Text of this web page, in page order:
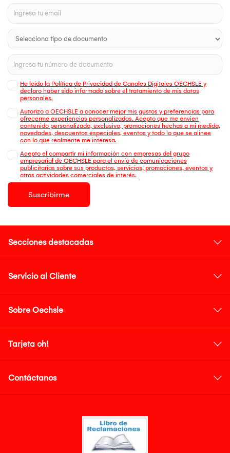
He leído la Política de Privacidad de Canales Digitales OECHSLE y
declaro haber sido informado sobre el tratamiento de mis datos
personales.
Autorizo a OECHSLE a conocer mejor mis gustos y preferencias para
ofrecerme experiencias personalizadas. Acepto que me envien
contenido personalizado, exclusivo, promociones hechas a mi medida,
novedades, descuentos especiales, eventos y todo lo que se alinee
con lo que realmente me interesa.
Acepto el compartir mi información con empresas del grupo
empresarial de OECHSLE para el envío de comunicaciones
publicitarias sobre sus productos, servicios, promociones, eventos y
otras actividades comerciales de interés.
Suscribirme
Secciones destacadas
Servicio al Cliente
Sobre Oechsle
Tarjeta oh!
Contáctanos